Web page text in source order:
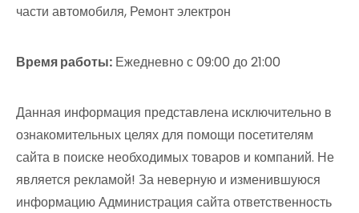
части автомобиля, Ремонт электрон
Время работы: Ежедневно с 09:00 до 21:00
Данная информация представлена исключительно в
ознакомительных целях для помощи посетителям
сайта в поиске необходимых товаров и компаний. Не
является рекламой! За неверную и изменившуюся
информацию Администрация сайта ответственность